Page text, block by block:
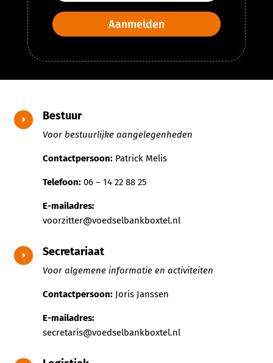
Aanmelden
E Bestuur
Voor bestuurlijke aangelegenheden
Contactpersoon:Patrick Melis
Telefoon: 06 – 14 22 88 25
E-mailadres:
voorzitter@voedselbankboxtel.nl
E Secretariaat
Voor algemene informatie en activiteiten
Contactpersoon:Joris Janssen
E-mailadres:
secretaris@voedselbankboxtel.nl